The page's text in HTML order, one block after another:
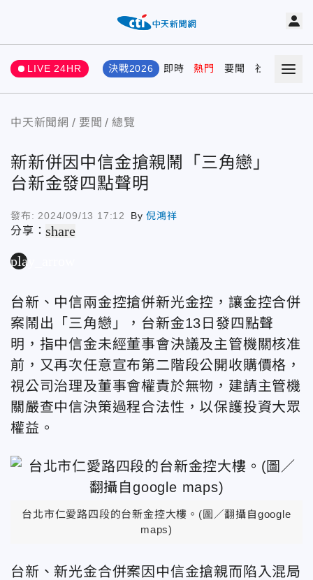
LIVE 24HR 決戰2026 即時 熱門 要聞 社會 娛樂
中天新聞網 要聞 總覽
新新併因中信金搶親鬧「三角戀」
台新金發四點聲明
發布: 2024/09/13 17:12 By倪鴻祥
分享：share
play_arrow
台新、中信兩金控搶併新光金控，讓金控合併
案鬧出「三角戀」，台新金13日發四點聲
明，指中信金未經董事會決議及主管機關核准
前，又再次任意宣布第二階段公開收購價格，
視公司治理及董事會權責於無物，建請主管機
關嚴查中信決策過程合法性，以保護投資大眾
權益。
台北市仁愛路四段的台新金控大樓。(圖／翻攝自google
maps)
台新、新光金合併案因中信金搶親而陷入混局